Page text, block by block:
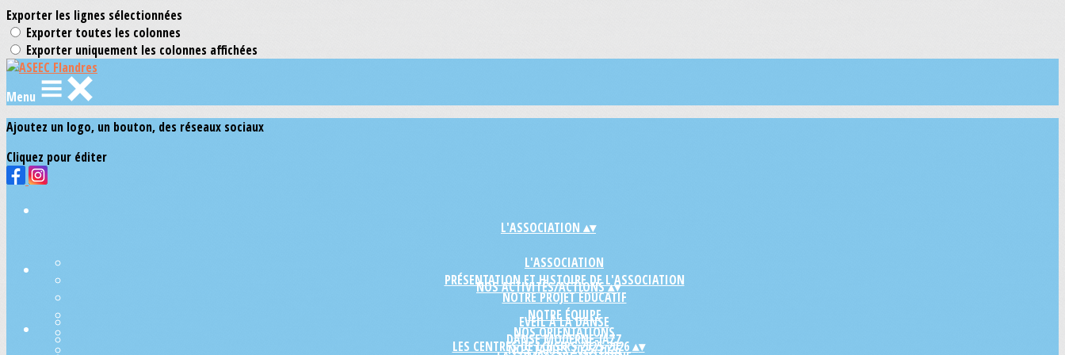
Exporter les lignes sélectionnées
Exporter toutes les colonnes
Exporter uniquement les colonnes affichées
Menu
Ajoutez un logo, un bouton, des réseaux sociaux
Cliquez pour éditer
L'ASSOCIATION ▴▾
L'ASSOCIATION
PRÉSENTATION ET HISTOIRE DE L'ASSOCIATION
NOTRE PROJET ÉDUCATIF
NOTRE ÉQUIPE
NOS ORIENTATIONS
NOS TARIFS 2025/2026
NOS ACTIVITÉS/ACTIONS▴▾
EVEIL À LA DANSE
DANSE MODERNE-JAZZ
LES CENTRES DE LOISIRS 2025-2026▴▾